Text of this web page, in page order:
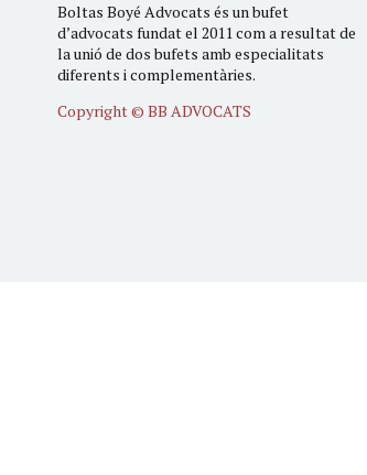
Boltas Boyé Advocats és un bufet
d’advocats fundat el 2011 com a resultat de
la unió de dos bufets amb especialitats
diferents i complementàries.
Copyright © BB ADVOCATS